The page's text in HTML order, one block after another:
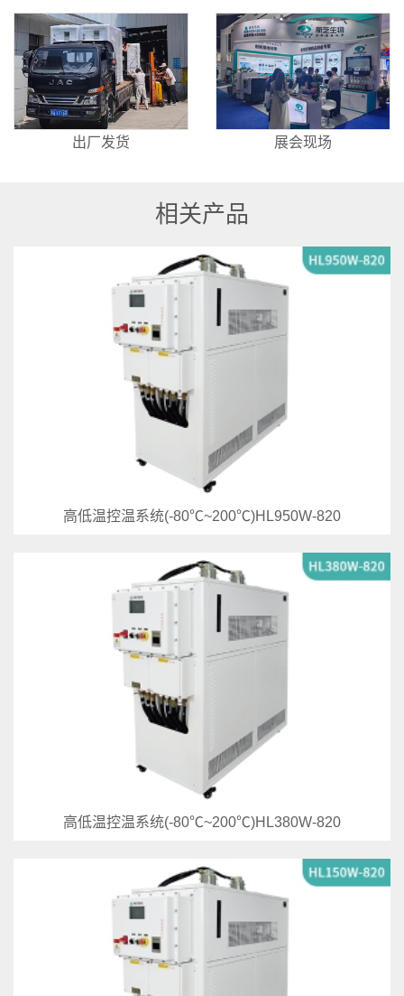
出厂发货 展会现场
相关产品
高低温控温系统(-80℃~200℃)HL950W-820
高低温控温系统(-80℃~200℃)HL380W-820